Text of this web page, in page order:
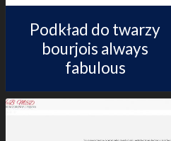
Podkład do twarzy
bourjois always
fabulous